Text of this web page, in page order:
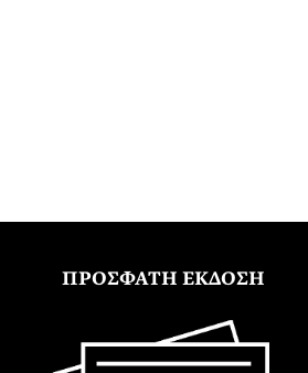
ΠΡΟΣΦΑΤΗ ΕΚΔΟΣΗ